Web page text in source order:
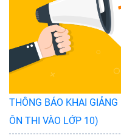
THÔNG BÁO KHAI
ÔN THI VÀO LỚP 10)